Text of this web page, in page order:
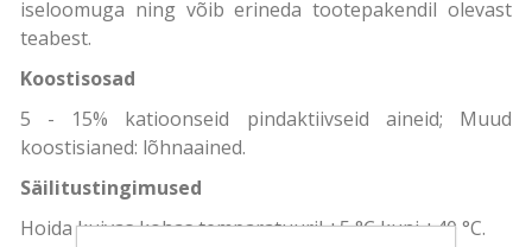
iseloomuga ning võib erineda tootepakendil olevast
teabest.
Koostisosad
5 - 15% katioonseid pindaktiivseid aineid; Muud
koostisianed: lõhnaained.
Säilitustingimused
Hoida kuivas kohas temparatuuril +5 °C kuni +40 °C.